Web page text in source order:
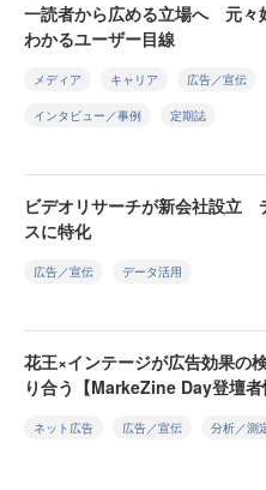
一読者から広める立場へ 元々
わかるユーザー目線
メディア キャリア 広告／宣伝
インタビュー／事例 定期誌
ビデオリサーチが新会社設立
スに特化
広告／宣伝 データ活用
花王×インテージが広告効果の
り合う【MarkeZine Day登壇者
ネット広告 広告／宣伝 分析／測